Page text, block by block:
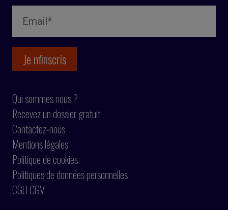
Qui sommes nous ?
Recevez un dossier gratuit
Contactez-nous
Mentions légales
Politique de cookies
Politiques de données personnelles
CGU CGV